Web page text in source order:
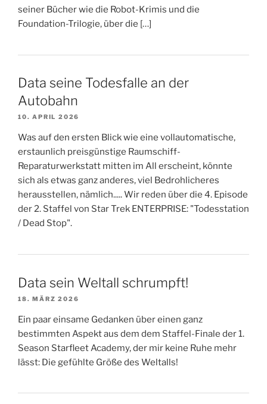
seiner Bücher wie die Robot-Krimis und die
Foundation-Trilogie, über die […]
Data seine Todesfalle an der
Autobahn
10. APRIL 2026
Was auf den ersten Blick wie eine vollautomatische,
erstaunlich preisgünstige Raumschiff-
Reparaturwerkstatt mitten im All erscheint, könnte
sich als etwas ganz anderes, viel Bedrohlicheres
herausstellen, nämlich..... Wir reden über die 4. Episode
der 2. Staffel von Star Trek ENTERPRISE: "Todesstation
/ Dead Stop".
Data sein Weltall schrumpft!
18. MÄRZ 2026
Ein paar einsame Gedanken über einen ganz
bestimmten Aspekt aus dem dem Staffel-Finale der 1.
Season Starfleet Academy, der mir keine Ruhe mehr
lässt: Die gefühlte Größe des Weltalls!